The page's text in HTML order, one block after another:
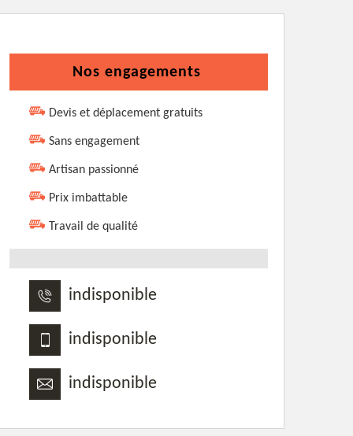
Nos engagements
Devis et déplacement gratuits
Sans engagement
Artisan passionné
Prix imbattable
Travail de qualité
indisponible
indisponible
indisponible